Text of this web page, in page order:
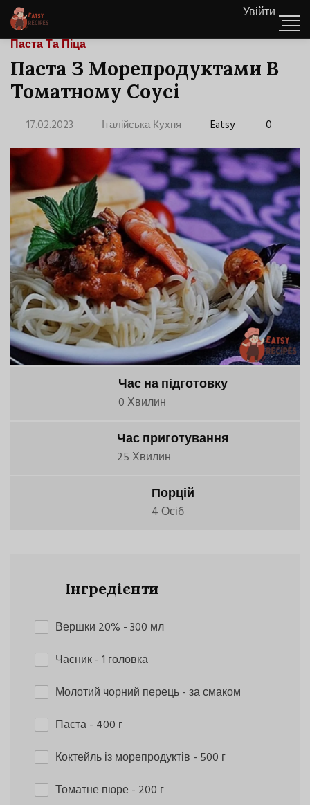
Увійти
Паста Та Піца
Паста З Морепродуктами В
Томатному Соусі
17.02.2023 Італійська Кухня Eatsy 0
Час на підготовку
0 Хвилин
Час приготування
25 Хвилин
Порцій
4 Осіб
Інгредієнти
Вершки 20% - 300 мл
Часник- 1 головка
Молотий чорний перець- за смаком
Паста- 400 г
Коктейль із морепродуктів - 500 г
Томатне пюре- 200 г